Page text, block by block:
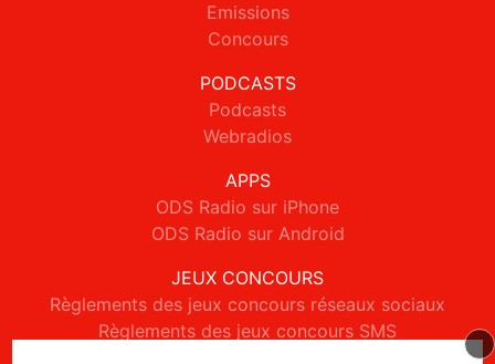
Emissions
Concours
PODCASTS
Podcasts
Webradios
APPS
ODS Radio sur iPhone
ODS Radio sur Android
JEUX CONCOURS
Règlements des jeux concours réseaux sociaux
Règlements des jeux concours SMS